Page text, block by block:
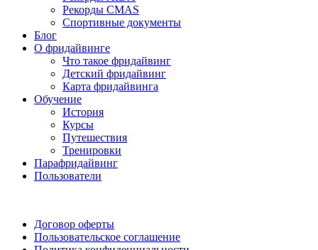
Рекорды CMAS
Спортивные документы
Блог
О фридайвинге
Что такое фридайвинг
Детский фридайвинг
Карта фридайвинга
Обучение
История
Курсы
Путешествия
Тренировки
Парафридайвинг
Пользователи
Договор оферты
Пользовательское соглашение